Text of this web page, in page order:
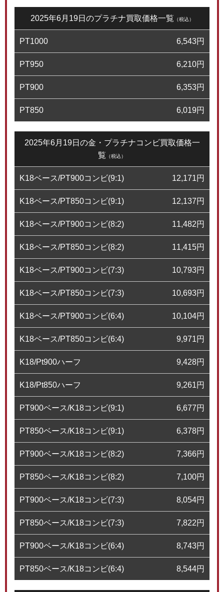
2025年6月19日のプラチナ買取価格一覧 （税込）
PT1000 6,543円
PT950 6,210円
PT900 6,353円
PT850 6,019円
2025年6月19日の金・プラチナコンビ買取価格一
覧 （税込）
K18ベース/PT900コンビ(9:1) 12,171円
K18ベース/PT850コンビ(9:1) 12,137円
K18ベース/PT900コンビ(8:2) 11,482円
K18ベース/PT850コンビ(8:2) 11,415円
K18ベース/PT900コンビ(7:3) 10,793円
K18ベース/PT850コンビ(7:3) 10,693円
K18ベース/PT900コンビ(6:4) 10,104円
K18ベース/PT850コンビ(6:4) 9,971円
K18/Pt900ハーフ 9,428円
K18/Pt850ハーフ 9,261円
PT900ベース/K18コンビ(9:1) 6,677円
PT850ベース/K18コンビ(9:1) 6,378円
PT900ベース/K18コンビ(8:2) 7,366円
PT850ベース/K18コンビ(8:2) 7,100円
PT900ベース/K18コンビ(7:3) 8,054円
PT850ベース/K18コンビ(7:3) 7,822円
PT900ベース/K18コンビ(6:4) 8,743円
PT850ベース/K18コンビ(6:4) 8,544円